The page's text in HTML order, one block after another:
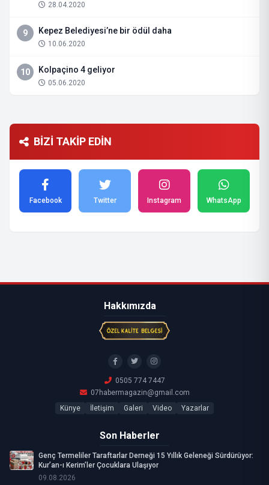
28.04.2020
9 Kepez Belediyesi’ne bir ödül daha
10.06.2020
10 Kolpaçino 4 geliyor
05.06.2020
BİZİ TAKİP EDİN
Facebook Twitter Instagram WhatsApp
Hakkımızda
0505 774 7447
07habermagazin@gmail.com
Künye
İletişim Galeri Video Yazarlar
Son Haberler
Genç Termeliler Taraftarlar Derneği 15 Yıllık Geleneği Sürdürüyor:
Kur’an-ı Kerim’ler Çocuklara Ulaşıyor
09.08.2026